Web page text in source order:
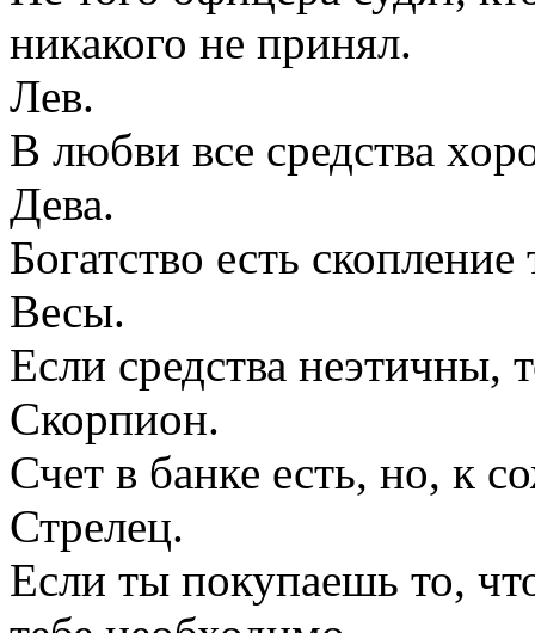
никакого не принял.
Лев.
В любви все средства
Дева.
Богатство есть
Весы.
Если средства неэтичны,
Скорпион.
Счет в банке есть, но, к
Стрелец.
Если ты покупаешь то,